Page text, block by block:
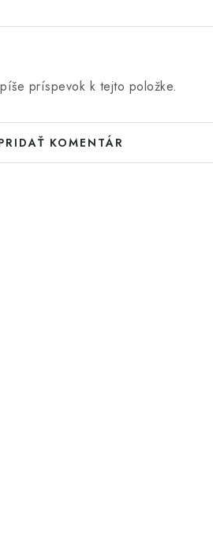
príspevok k tejto položke.
KOMENTÁR